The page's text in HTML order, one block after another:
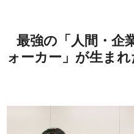
最強の「人間・企
ォーカー」が生まれ